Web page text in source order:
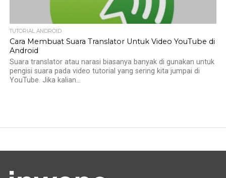
TUTORIAL ANDROID
Cara Membuat Suara Translator Untuk Video YouTube di
Android
Suara translator atau narasi biasanya banyak di gunakan untuk
pengisi suara pada video tutorial yang sering kita jumpai di
YouTube. Jika kalian...